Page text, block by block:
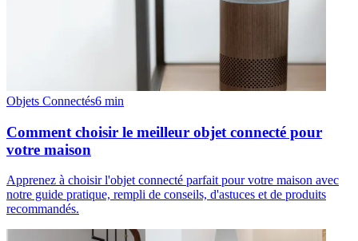
Objets Connectés6 min
Comment choisir le meilleur objet connecté pour
votre maison
Apprenez à choisir l'objet connecté parfait pour votre maison avec
notre guide pratique, rempli de conseils, d'astuces et de produits
recommandés.